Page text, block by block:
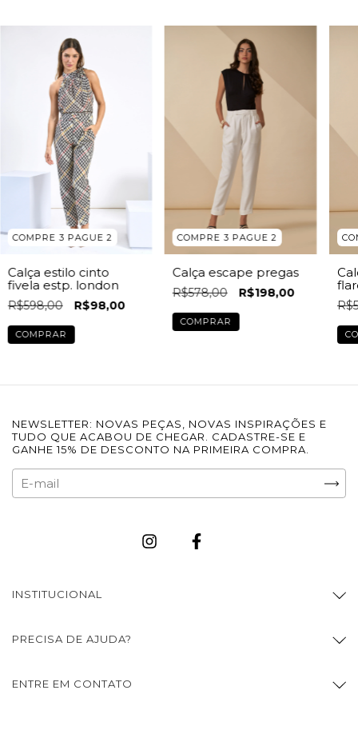
COMPRE 3 PAGUE 2
Calça estilo cinto
fivela estp. london
R$598,00 R$98,00
COMPRAR
COMPRE 3 PAGUE 2
Calça escape pregas
R$578,00 R$198,00
COMPRAR
NEWSLETTER: NOVAS PEÇAS, NOVAS INSPIRAÇÕES E
TUDO QUE ACABOU DE CHEGAR. CADASTRE-SE E
GANHE 15% DE DESCONTO NA PRIMEIRA COMPRA.
INSTITUCIONAL
PRECISA DE AJUDA?
ENTRE EM CONTATO